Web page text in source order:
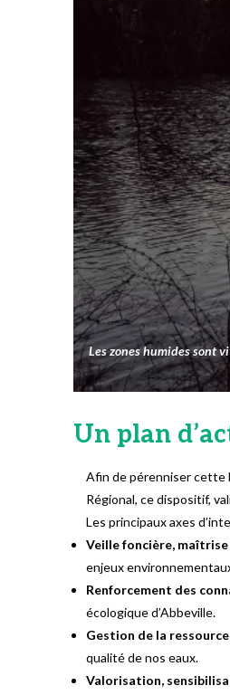
Les zones humides sont
Un plan
Afin de pérenniser cette
Régional, ce dispositif,
Les principaux axes
Veille foncière,
enjeux
Renforcement des
écologique d’Abbeville.
Gestion de la
qualité de nos eaux.
Valorisation,